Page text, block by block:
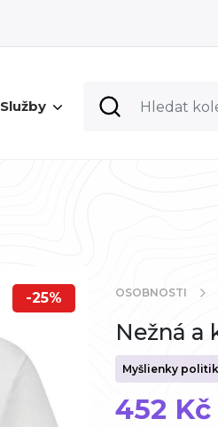
Služby
-25% OSOBNOSTI
Nežná a
Myšlienky
452 Kč